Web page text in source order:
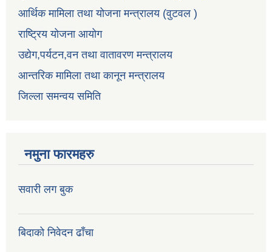
आर्थिक मामिला तथा योजना मन्त्रालय (वुटवल )
राष्ट्रिय योजना आयोग
उद्येग,पर्यटन,वन तथा वातावरण मन्त्रालय
आन्तरिक मामिला तथा कानून मन्त्रालय
जिल्ला समन्वय समिति
नमुना फारमहरु
सवारी लग बुक
बिदाको निवेदन ढाँचा